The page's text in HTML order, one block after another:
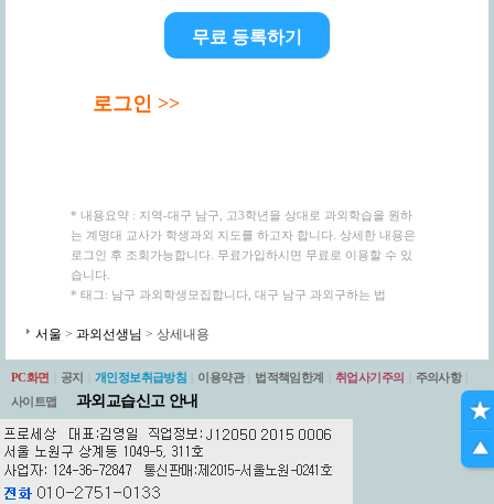
무료 등록하기
로그인 >>
* 내용요약 : 지역-대구 남구, 고3학년을 상대로 과외학습을 원하
는 계명대 교사가 학생과외 지도를 하고자 합니다. 상세한 내용은
로그인 후 조회가능합니다. 무료가입하시면 무료로 이용할 수 있
습니다.
* 태그: 남구 과외학생모집합니다, 대구 남구 과외구하는 법
서울 > 과외선생님 > 상세내용
PC화면 공지 개인정보취급방침 이용약관 법적책임한계 취업사기주의 주의사항
사이트맵
과외교습신고 안내